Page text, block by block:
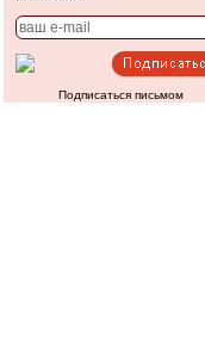
Подписаться письмом